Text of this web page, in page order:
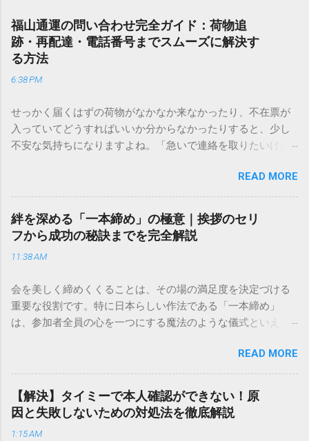
福山通運の問い合わせ完全ガイド：荷物追
跡・再配達・電話番号までスムーズに解決す
る方法
6:38 PM
せっかく届くはずの荷物がなかなか来なかったり、不在票が
入っていてどうすればいいか分からなかったりすると、少し
不安な気持ちになりますよね。「急いで連絡を取りたいけれ
きできる？」といった疑問を抱える方も多いはずです。 福山
通運は企業間物流のイメージが強いかもしれませんが、個人
向けの宅配サービスも非常に充実しています。大切なのは、
目的に合わせた適切な連絡先を選ぶことです。この記事で
は、荷物の追跡確認から営業所への電話連絡、再配達の依頼
手順まで、初めての方でも迷わずに解決できる方法を詳しく
本全国に広範なネットワークを持つ大手運送会社です。特に
重量物や大型の荷物、そして企業間の輸送において圧倒的な
実績を誇ります。 個人で利用する場合、他の宅配業者と少し
いう特徴があります。地域に密着した各拠点が配送をコント
ロールしているため、現場の状況に合わせた柔軟な相談がし
やすいのがメリットです。まずは、今抱えている悩みがどの
サービスで解決できるかを確認していきましょう。 1. 荷物の
READ MORE
絆を深める「一本締め」の極意｜挨拶のセリ
フから成功の秘訣までを完全解説
11:38 AM
会を美しく締めくくることは、その場の満足度を決定づける
重要な役割です。特に日本らしい作法である「一本締め」
は、参加者全員の心を一つにする魔法のような儀式といえる
「手拍子のリズムに自信がない」と不安を感じる方も多いは
ずです。この記事では、ビジネスからカジュアルな集まりま
で、どのような場面でも堂々と立ち振る舞えるための「一本
締め」の作法を、基礎知識から具体的なセリフ例まで丁寧に
解説します。 一本締めとは？その本質と効果 一本締めは、単
に手を叩いて終わらせる作業ではありません。その時間、そ
READ MORE
【解決】タイミーで本人確認ができない！原
因と失敗しないための対処法を徹底解説
1:15 AM